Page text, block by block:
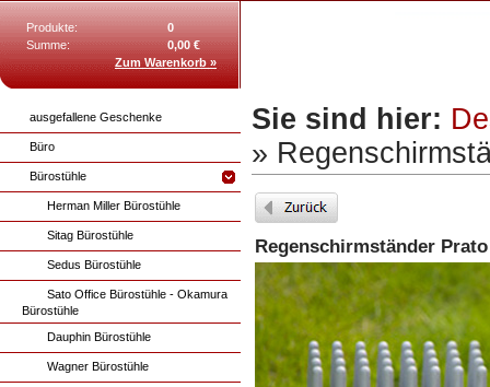
Produkte:
0
Summe:
0,00 €
Zum Warenkorb »
ausgefallene Geschenke
Büro
Bürostühle
Herman Miller Bürostühle
Sitag Bürostühle
Sedus Bürostühle
Sato Office Bürostühle - Okamura
Bürostühle
Dauphin Bürostühle
Wagner Bürostühle
Sie sind hier:
»
Regenschirmständer